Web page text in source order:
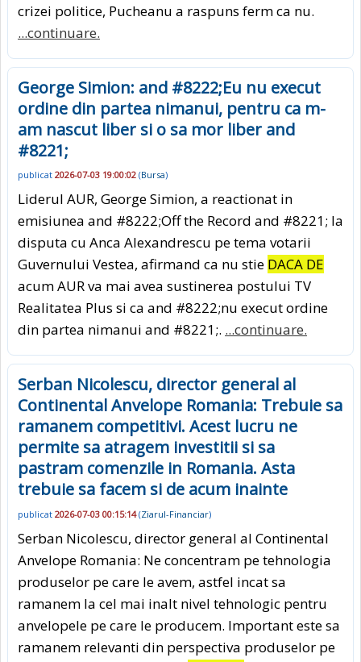
crizei politice, Pucheanu a raspuns ferm ca nu.
...continuare.
George Simion: and #8222;Eu nu execut
ordine din partea nimanui, pentru ca m-
am nascut liber si o sa mor liber and
#8221;
publicat 2026-07-03 19:00:02 (Bursa)
Liderul AUR, George Simion, a reactionat in
emisiunea and #8222;Off the Record and #8221; la
disputa cu Anca Alexandrescu pe tema votarii
Guvernului Vestea, afirmand ca nu stie DACA DE
acum AUR va mai avea sustinerea postului TV
Realitatea Plus si ca and #8222;nu execut ordine
din partea nimanui and #8221;. ...continuare.
Serban Nicolescu, director general al
Continental Anvelope Romania: Trebuie sa
ramanem competitivi. Acest lucru ne
permite sa atragem investitii si sa
pastram comenzile in Romania. Asta
trebuie sa facem si de acum inainte
publicat 2026-07-03 00:15:14(Ziarul-Financiar)
Serban Nicolescu, director general al Continental
Anvelope Romania: Ne concentram pe tehnologia
produselor pe care le avem, astfel incat sa
ramanem la cel mai inalt nivel tehnologic pentru
anvelopele pe care le producem. Important este sa
ramanem relevanti din perspectiva produselor pe